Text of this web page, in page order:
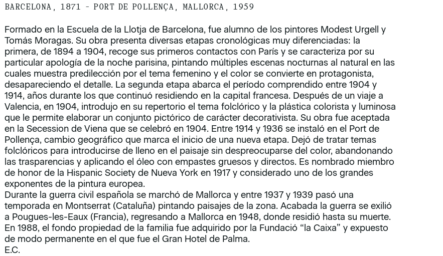
BARCELONA, 1871 – PORT DE POLLENÇA, MALLORCA, 1959
Formado en la Escuela de la Llotja de Barcelona, fue alumno de los pintores Modest Urgell y
Tomás Moragas. Su obra presenta diversas etapas cronológicas muy diferenciadas: la
primera, de 1894 a 1904, recoge sus primeros contactos con París y se caracteriza por su
particular apología de la noche parisina, pintando múltiples escenas nocturnas al natural en las
cuales muestra predilección por el tema femenino y el color se convierte en protagonista,
desapareciendo el detalle. La segunda etapa abarca el período comprendido entre 1904 y
1914, años durante los que continuó residiendo en la capital francesa. Después de un viaje a
Valencia, en 1904, introdujo en su repertorio el tema folclórico y la plástica colorista y luminosa
que le permite elaborar un conjunto pictórico de carácter decorativista. Su obra fue aceptada
en la Secession de Viena que se celebró en 1904. Entre 1914 y 1936 se instaló en el Port de
Pollença, cambio geográfico que marca el inicio de una nueva etapa. Dejó de tratar temas
folclóricos para introducirse de lleno en el paisaje sin despreocuparse del color, abandonando
las trasparencias y aplicando el óleo con empastes gruesos y directos. Es nombrado miembro
de honor de la Hispanic Society de Nueva York en 1917 y considerado uno de los grandes
exponentes de la pintura europea.
Durante la guerra civil española se marchó de Mallorca y entre 1937 y 1939 pasó una
temporada en Montserrat (Cataluña) pintando paisajes de la zona. Acabada la guerra se exilió
a Pougues-les-Eaux (Francia), regresando a Mallorca en 1948, donde residió hasta su muerte.
En 1988, el fondo propiedad de la familia fue adquirido por la Fundació “la Caixa” y expuesto
de modo permanente en el que fue el Gran Hotel de Palma.
E.C.